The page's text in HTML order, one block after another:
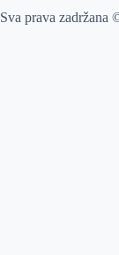
Sva prava